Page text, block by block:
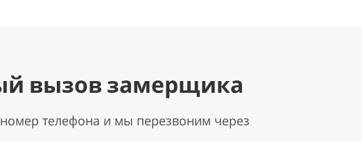
вызов замерщика
телефона и мы перезвоним через